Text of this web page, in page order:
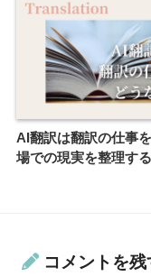
AI翻訳は翻訳の仕事
場での現実を整理する
コメントを残